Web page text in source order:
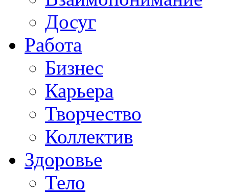
Досуг
Работа
Бизнес
Карьера
Творчество
Коллектив
Здоровье
Тело